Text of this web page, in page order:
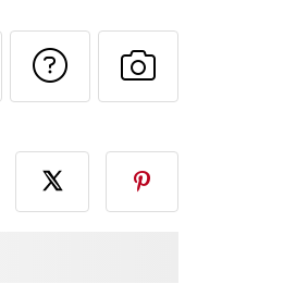
esta receita a um
Imprima esta
Falar com o
Fez esta